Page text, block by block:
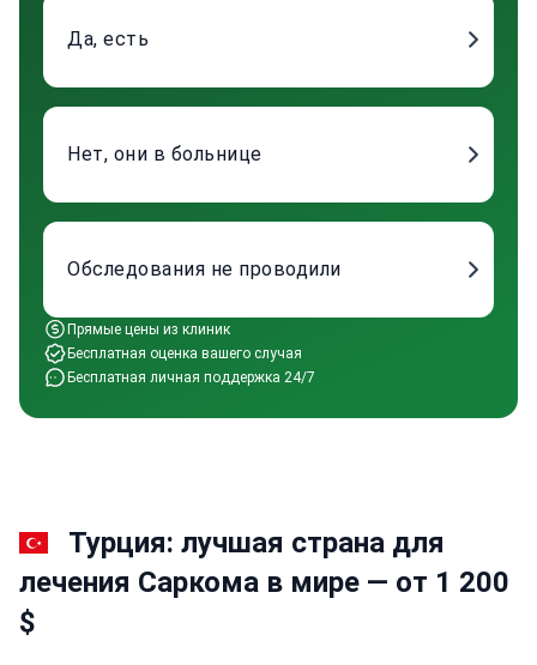
Да, есть
Нет, они в больнице
Обследования не проводили
Прямые цены из клиник
Бесплатная оценка вашего случая
Бесплатная личная поддержка 24/7
Турция: лучшая страна для
лечения Саркома в мире — от 1 200
$